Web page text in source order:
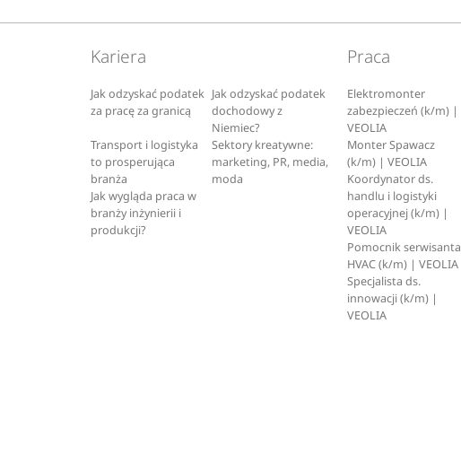
Kariera
Jak odzyskać podatek
za pracę za granicą
Jak odzyskać podatek
dochodowy z
Niemiec?
Transport i logistyka
to prosperująca
branża
Sektory kreatywne:
marketing, PR, media,
moda
Jak wygląda praca w
branży inżynierii i
produkcji?
Praca
Elektromonter
zabezpieczeń (k/m) |
VEOLIA
Monter Spawacz
(k/m) | VEOLIA
Koordynator ds.
handlu i logistyki
operacyjnej (k/m) |
VEOLIA
Pomocnik serwisanta
HVAC (k/m) | VEOLIA
Specjalista ds.
innowacji (k/m) |
VEOLIA